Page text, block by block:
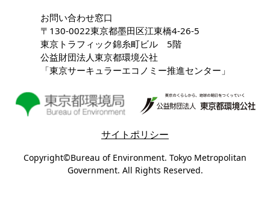
お問い合わせ窓口
〒130-0022東京都墨田区江東橋4-26-5
東京トラフィック錦糸町ビル 5階
公益財団法人東京都環境公社
「東京サーキュラーエコノミー推進センター」
サイトポリシー
Copyright©Bureau of Environment. Tokyo Metropolitan
Government. All Rights Reserved.